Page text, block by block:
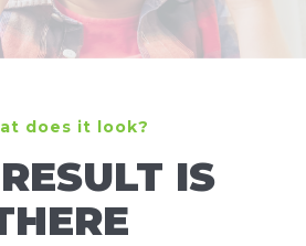
does it look?
IS